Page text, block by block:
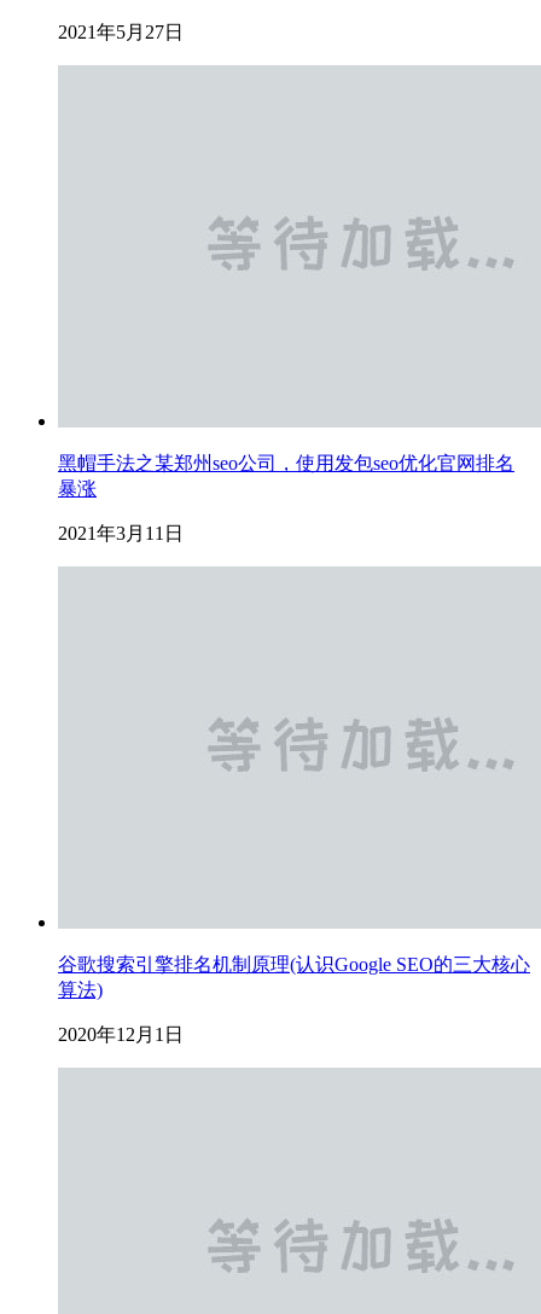
2021年5月27日
黑帽手法之某郑州seo公司，使用发包seo优化官网排名
暴涨
2021年3月11日
谷歌搜索引擎排名机制原理(认识Google SEO的三大核心
算法)
2020年12月1日